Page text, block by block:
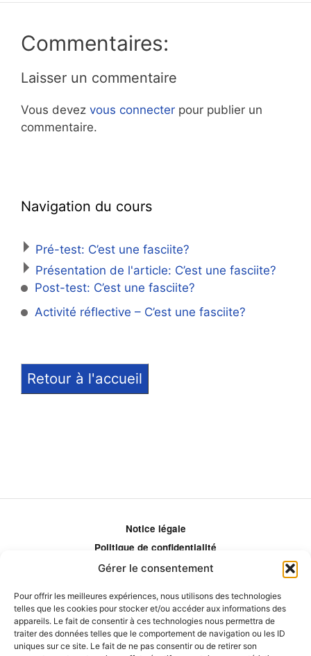
Gérer le consentement
Pour offrir les meilleures expériences, nous utilisons des technologies
telles que les cookies pour stocker et/ou accéder aux informations des
appareils. Le fait de consentir à ces technologies nous permettra de
traiter des données telles que le comportement de navigation ou les ID
uniques sur ce site. Le fait de ne pas consentir ou de retirer son
Commentaires:
Laisser un commentaire
Vous devez vous connecter pour publier un
commentaire.
Navigation du cours
Pré-test: C’est une fasciite?
Présentation de l'article: C’est une fasciite?
Post-test: C’est une fasciite?
Activité réflective – C’est une fasciite?
Retour à l'accueil
Notice légale
Politique de confidentialité
Politique de remboursement
Comment ça marche?
Qui sommes-nous?
Obtenir les crédits